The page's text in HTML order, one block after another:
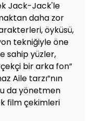
Jack-Jack'le
daha zor
öyküsü,
tekniğiyle öne
sahip yüzler,
bir arka fon”
Aile tarzı”nın
da yönetmen
film çekimleri